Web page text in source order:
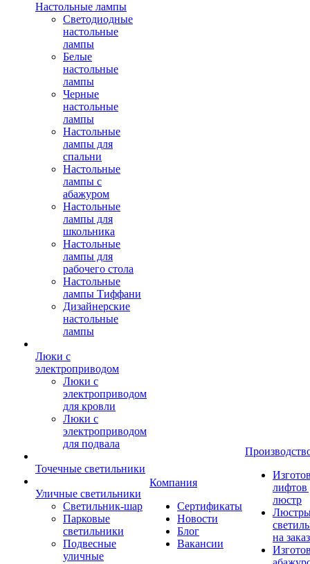
Настольные лампы
Светодиодные
настольные
лампы
Белые
настольные
лампы
Черные
настольные
лампы
Настольные
лампы для
спальни
Настольные
лампы с
абажуром
Настольные
лампы для
школьника
Настольные
лампы для
рабочего стола
Настольные
лампы Тиффани
Дизайнерские
настольные
лампы
Люки с
электроприводом
Люки с
электроприводом
для кровли
Люки с
электроприводом
для подвала
Точечные светильники
Уличные светильники
Светильник-шар
Парковые
светильники
Подвесные
уличные
Компания
Сертификаты
Новости
Блог
Вакансии
лифтов
люстр
на заказ